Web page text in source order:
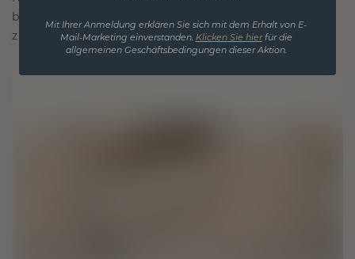
bestimmt ist, für immer getragen und geschätzt
zu werden.
Mit Ihrer Anmeldung erklären Sie sich mit dem Erhalt von E-
Mail-Marketing einverstanden. Klicken Sie hierfür die
allgemeinen Geschäftsbedingungen dieser Aktion.